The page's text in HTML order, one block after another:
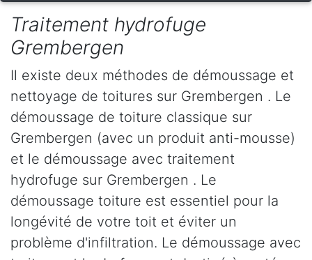
Traitement hydrofuge
Grembergen
Il existe deux méthodes de démoussage et
nettoyage de toitures sur Grembergen . Le
démoussage de toiture classique sur
Grembergen (avec un produit anti-mousse)
et le démoussage avec traitement
hydrofuge sur Grembergen . Le
démoussage toiture est essentiel pour la
longévité de votre toit et éviter un
problème d'infiltration. Le démoussage avec